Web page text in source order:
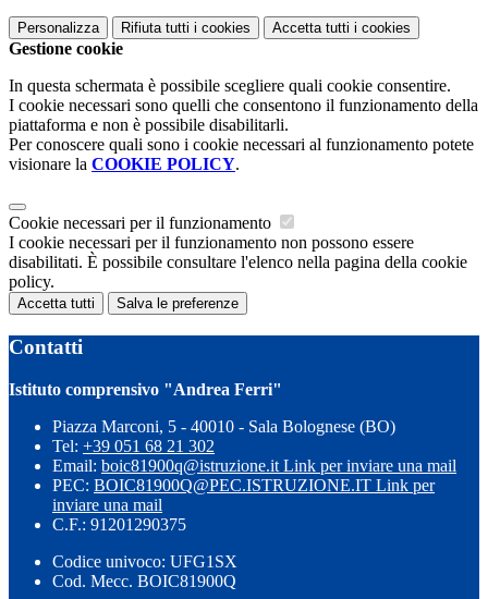
Personalizza Rifiuta tutti i cookies Accetta tutti i cookies
Gestione cookie
In questa schermata è possibile scegliere quali cookie consentire.
I cookie necessari sono quelli che consentono il funzionamento della
piattaforma e non è possibile disabilitarli.
Per conoscere quali sono i cookie necessari al funzionamento potete
visionare la COOKIE POLICY.
Cookie necessari per il funzionamento
I cookie necessari per il funzionamento non possono essere
disabilitati. È possibile consultare l'elenco nella pagina della cookie
policy.
Accetta tutti Salva le preferenze
Contatti
Istituto comprensivo "Andrea Ferri"
Piazza Marconi, 5 - 40010 - Sala Bolognese (BO)
Tel: +39 051 68 21 302
Email: boic81900q@istruzione.it Link per inviare una mail
PEC: BOIC81900Q@PEC.ISTRUZIONE.IT Link per
inviare una mail
C.F.: 91201290375
Codice univoco: UFG1SX
Cod. Mecc. BOIC81900Q